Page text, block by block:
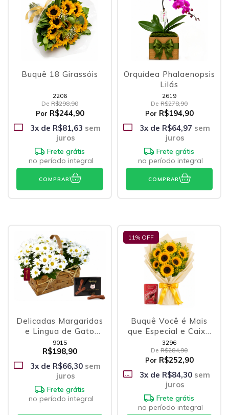
Buquê 18 Girassóis
2206
De R$298,90
Por R$244,90
3x de R$81,63 sem
juros
Frete grátis
no período integral
COMPRAR
Orquídea Phalaenopsis
Lilás
2619
De R$278,90
Por R$194,90
3x de R$64,97 sem
juros
Frete grátis
no período integral
COMPRAR
Delicadas Margaridas
e Lingua de Gato
Kopenhagen
9015
R$198,90
3x de R$66,30 sem
juros
Frete grátis
no período integral
11% OFF
Buquê Você é Mais
que Especial e Caixa
Lindt Lindor
3296
De R$284,90
Por R$252,90
3x de R$84,30 sem
juros
Frete grátis
no período integral